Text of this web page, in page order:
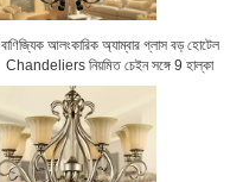
বাণিজ্যিক আলংকারিক অ্যাম্বার গ্লাস বড় হোটেল
Chandeliers নিয়মিত চেইন সঙ্গে 9 হাল্কা